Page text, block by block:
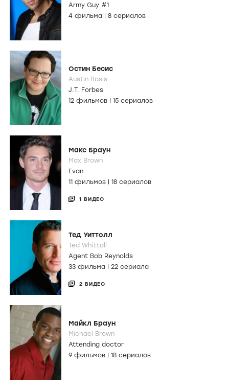
Army Guy #1
4 фильма
8 сериалов
Остин Бесис
Austin Basis
J.T. Forbes
12 фильмов
15 сериалов
Макс Браун
Max Brown
Evan
11 фильмов | 18 сериалов
1 ВИДЕО
Тед Уиттолл
Ted Whittall
Agent Bob Reynolds
33 фильма | 22 сериала
2 ВИДЕО
Майкл Браун
Michael Brown
Attending doctor
9 фильмов
18 сериалов